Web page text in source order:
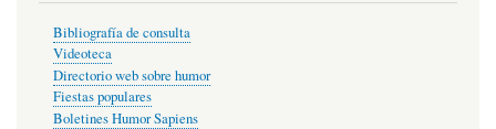
Bibliografía de consulta
Videoteca
Directorio web sobre humor
Fiestas populares
Boletines Humor Sapiens